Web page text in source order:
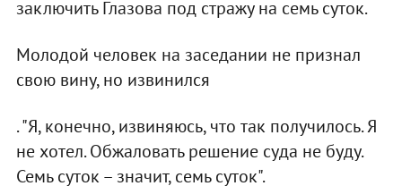
заключить Глазова под стражу на семь суток.
Молодой человек на заседании не признал
свою вину, но извинился
. "Я, конечно, извиняюсь, что так получилось. Я
не хотел. Обжаловать решение суда не буду.
Семь суток – значит, семь суток".